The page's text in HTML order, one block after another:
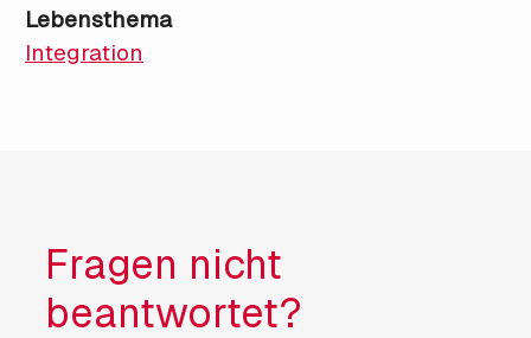
Lebensthema
Integration
Fragen nicht
beantwortet?